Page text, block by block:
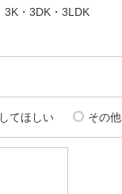
3K・3DK・3LDK
てほしい その他